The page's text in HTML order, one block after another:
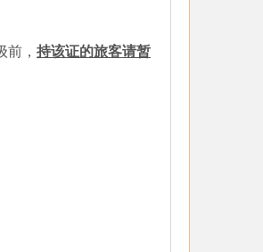
， 持该证的旅客请暂